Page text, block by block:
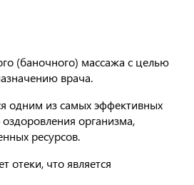
(баночного) массажа с целью
врача.
одним из самых эффективных
организма,
ресурсов.
что является